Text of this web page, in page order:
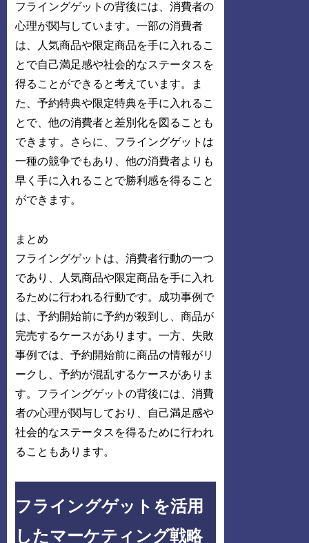
フライングゲットの背後には、消費者の
心理が関与しています。一部の消費者
は、人気商品や限定商品を手に入れるこ
とで自己満足感や社会的なステータスを
得ることができると考えています。ま
た、予約特典や限定特典を手に入れるこ
とで、他の消費者と差別化を図ることも
できます。さらに、フライングゲットは
一種の競争でもあり、他の消費者よりも
早く手に入れることで勝利感を得ること
ができます。
まとめ
フライングゲットは、消費者行動の一つ
であり、人気商品や限定商品を手に入れ
るために行われる行動です。成功事例で
は、予約開始前に予約が殺到し、商品が
完売するケースがあります。一方、失敗
事例では、予約開始前に商品の情報がリ
ークし、予約が混乱するケースがありま
す。フライングゲットの背後には、消費
者の心理が関与しており、自己満足感や
社会的なステータスを得るために行われ
ることもあります。
フライングゲットを活用
したマーケティング戦略